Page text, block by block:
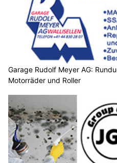
Garage Rudolf Meyer AG:
Motorräder und Roller